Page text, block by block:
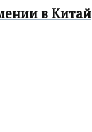
в Китай